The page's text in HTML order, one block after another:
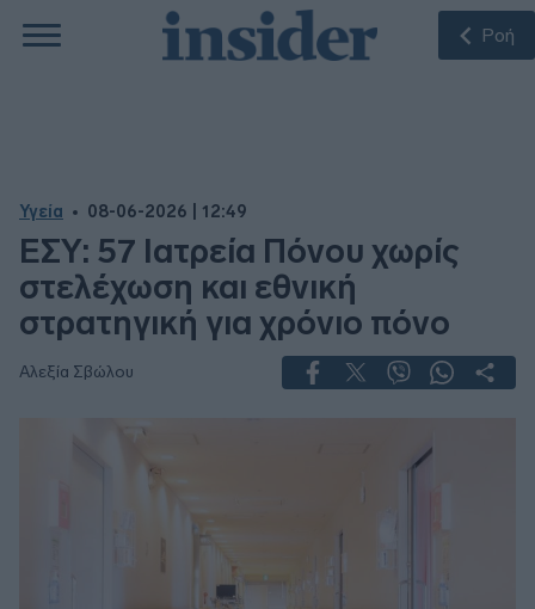
Ροή
Υγεία 08-06-2026 | 12:49
ΕΣΥ: 57 Ιατρεία Πόνου χωρίς
στελέχωση και εθνική
στρατηγική για χρόνιο πόνο
Αλεξία Σβώλου